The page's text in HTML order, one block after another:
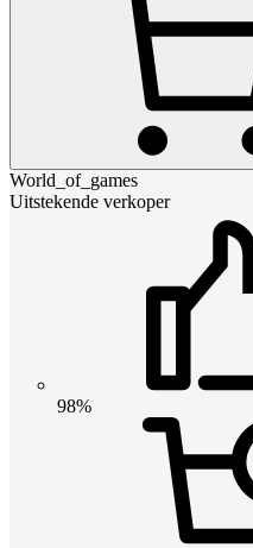
World_of_games
Uitstekende verkoper
98%